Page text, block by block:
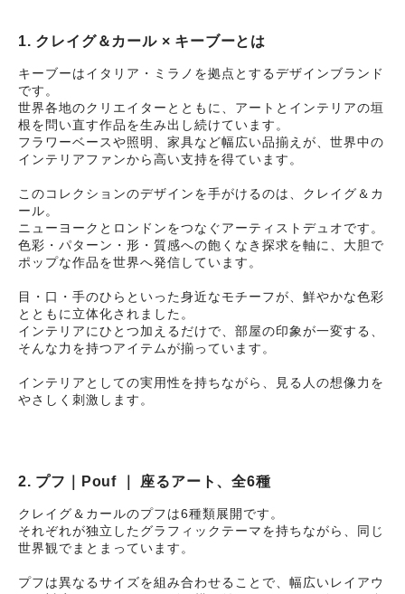
1. クレイグ＆カール × キーブーとは
キーブーはイタリア・ミラノを拠点とするデザインブランド
です。
世界各地のクリエイターとともに、アートとインテリアの垣
根を問い直す作品を生み出し続けています。
フラワーベースや照明、家具など幅広い品揃えが、世界中の
インテリアファンから高い支持を得ています。
このコレクションのデザインを手がけるのは、クレイグ＆カ
ール。
ニューヨークとロンドンをつなぐアーティストデュオです。
色彩・パターン・形・質感への飽くなき探求を軸に、大胆で
ポップな作品を世界へ発信しています。
目・口・手のひらといった身近なモチーフが、鮮やかな色彩
とともに立体化されました。
インテリアにひとつ加えるだけで、部屋の印象が一変する、
そんな力を持つアイテムが揃っています。
インテリアとしての実用性を持ちながら、見る人の想像力を
やさしく刺激します。
2. プフ｜Pouf ｜ 座るアート、全6種
クレイグ＆カールのプフは6種類展開です。
それぞれが独立したグラフィックテーマを持ちながら、同じ
世界観でまとまっています。
プフは異なるサイズを組み合わせることで、幅広いレイアウ